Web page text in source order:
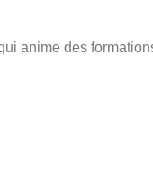
anime des